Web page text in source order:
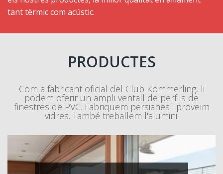
tant tèrmic com acústic.
PRODUCTES
Com a fabricant oficial del Club Kömmerling, li
podem oferir un ampli ventall de perfils de
finestres de PVC. Fabriquem persianes i proveïm
vidres. També treballem l'alumini.